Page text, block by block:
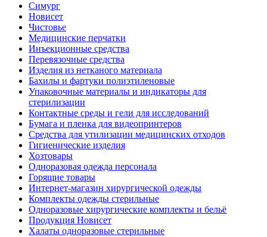
Симург
Новисет
Чистовье
Медицинские перчатки
Инъекционные средства
Перевязочные средства
Изделия из нетканого материала
Бахилы и фартуки полиэтиленовые
Упаковочные материалы и индикаторы для
стерилизации
Контактные среды и гели для исследований
Бумага и пленка для видеопринтеров
Средства для утилизации медицинских отходов
Гигиенические изделия
Хозтовары
Одноразовая одежда персонала
Горящие товары
Интернет-магазин хирургической одежды
Комплекты одежды стерильные
Одноразовые хирургические комплекты и бельё
Продукция Новисет
Халаты одноразовые стерильные